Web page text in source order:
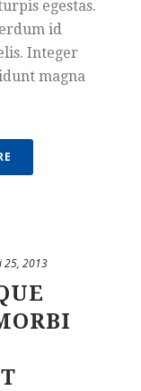
egestas.
id
Integer
magna
25, 2013